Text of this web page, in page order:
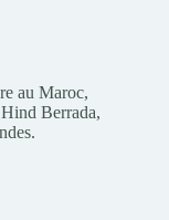
au Maroc,
Berrada,